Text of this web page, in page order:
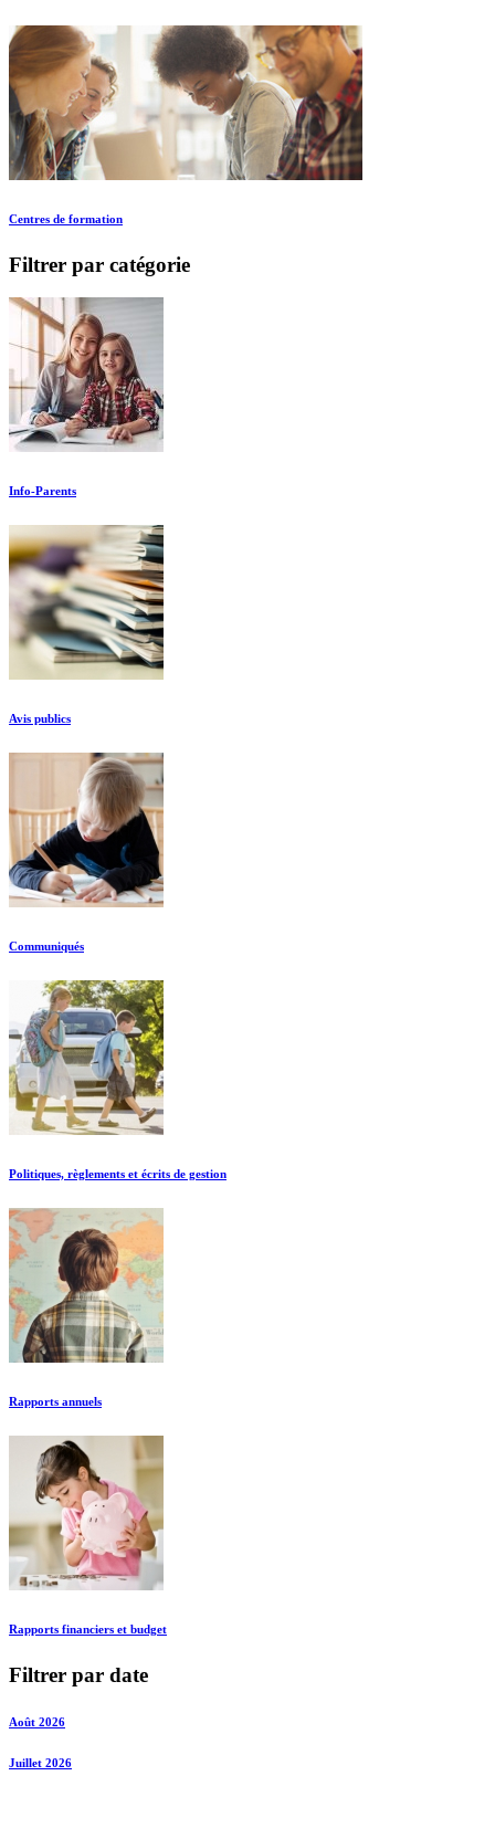
Centres de formation
Filtrer par catégorie
Info-Parents
Avis publics
Communiqués
Politiques, règlements et écrits de gestion
Rapports annuels
Rapports financiers et budget
Filtrer par date
Août 2026
Juillet 2026